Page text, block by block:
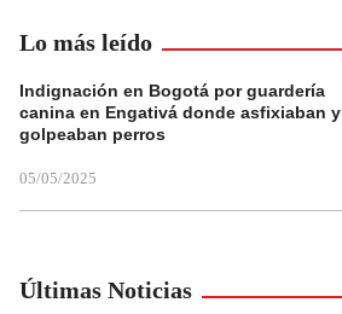
Lo más leído
Indignación en Bogotá por guardería
canina en Engativá donde asfixiaban y
golpeaban perros
05/05/2025
Últimas Noticias